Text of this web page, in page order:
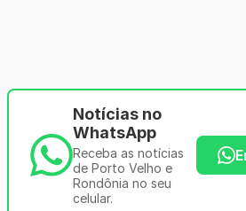
Notícias no
WhatsApp
Receba as notícias
de Porto Velho e
Rondônia no seu
celular.